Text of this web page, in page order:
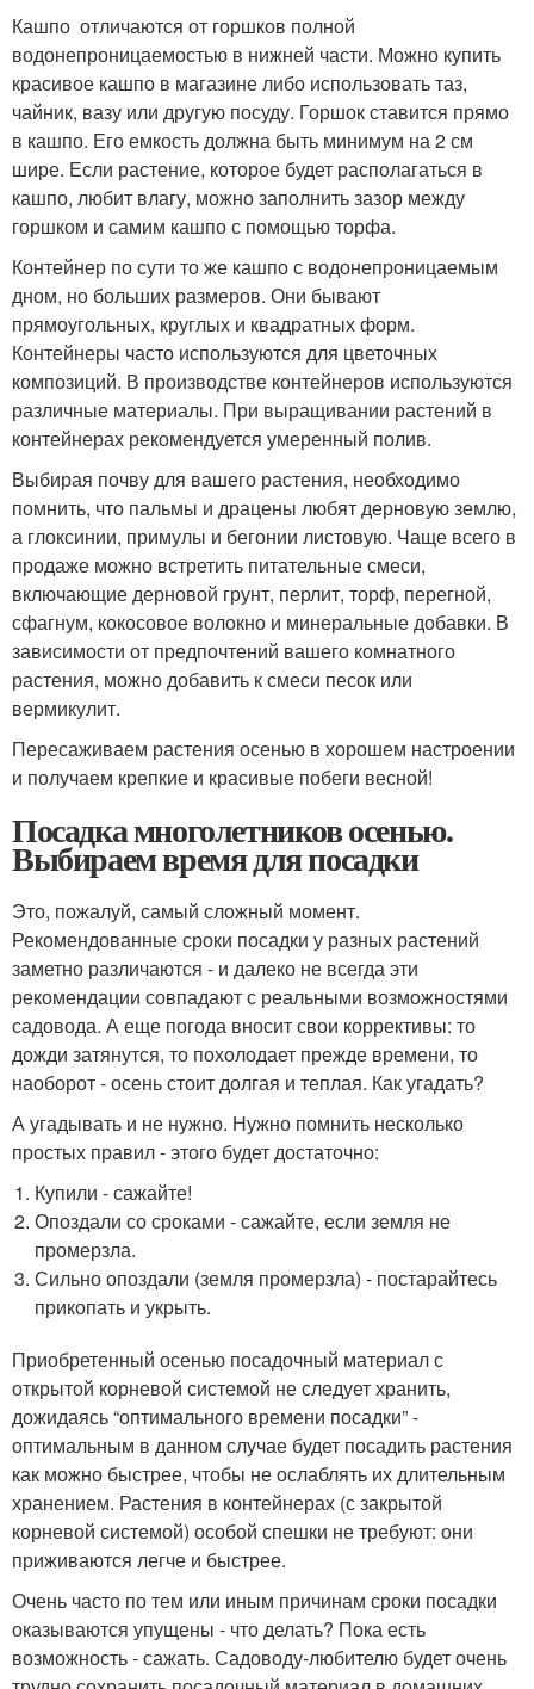
Кашпо отличаются от горшков полной
водонепроницаемостью в нижней части. Можно купить
красивое кашпо в магазине либо использовать таз,
чайник, вазу или другую посуду. Горшок ставится прямо
в кашпо. Его емкость должна быть минимум на 2 см
шире. Если растение, которое будет располагаться в
кашпо, любит влагу, можно заполнить зазор между
горшком и самим кашпо с помощью торфа.
Контейнер по сути то же кашпо с водонепроницаемым
дном, но больших размеров. Они бывают
прямоугольных, круглых и квадратных форм.
Контейнеры часто используются для цветочных
композиций. В производстве контейнеров используются
различные материалы. При выращивании растений в
контейнерах рекомендуется умеренный полив.
Выбирая почву для вашего растения, необходимо
помнить, что пальмы и драцены любят дерновую землю,
а глоксинии, примулы и бегонии листовую. Чаще всего в
продаже можно встретить питательные смеси,
включающие дерновой грунт, перлит, торф, перегной,
сфагнум, кокосовое волокно и минеральные добавки. В
зависимости от предпочтений вашего комнатного
растения, можно добавить к смеси песок или
вермикулит.
Пересаживаем растения осенью в хорошем настроении
и получаем крепкие и красивые побеги весной!
Посадка многолетников осенью.
Выбираем время для посадки
Это, пожалуй, самый сложный момент.
Рекомендованные сроки посадки у разных растений
заметно различаются - и далеко не всегда эти
рекомендации совпадают с реальными возможностями
садовода. А еще погода вносит свои коррективы: то
дожди затянутся, то похолодает прежде времени, то
наоборот - осень стоит долгая и теплая. Как угадать?
А угадывать и не нужно. Нужно помнить несколько
простых правил - этого будет достаточно:
Купили - сажайте!
Опоздали со сроками - сажайте, если земля не
промерзла.
Сильно опоздали (земля промерзла) - постарайтесь
прикопать и укрыть.
Приобретенный осенью посадочный материал с
открытой корневой системой не следует хранить,
дожидаясь “оптимального времени посадки” -
оптимальным в данном случае будет посадить растения
как можно быстрее, чтобы не ослаблять их длительным
хранением. Растения в контейнерах (с закрытой
корневой системой) особой спешки не требуют: они
приживаются легче и быстрее.
Очень часто по тем или иным причинам сроки посадки
оказываются упущены - что делать? Пока есть
возможность - сажать. Садоводу-любителю будет очень